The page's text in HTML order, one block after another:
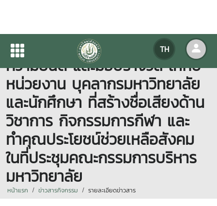
TH
"ผู้บริหารมหาวิทยาลัย" แสดง
ความยินดี และมอบรางวัล ให้กับ
หน่วยงาน บุคลากรมหาวิทยาลัย
และนักศึกษา ที่สร้างชื่อเสียงด้าน
วิชาการ กิจกรรมการกีฬา และ
ทำคุณประโยชน์ช่วยเหลือสังคม
ในที่ประชุมคณะกรรมการบริหาร
มหาวิทยาลัย
หน้าแรก ข่าวสารกิจกรรม รายละเอียดข่าวสาร